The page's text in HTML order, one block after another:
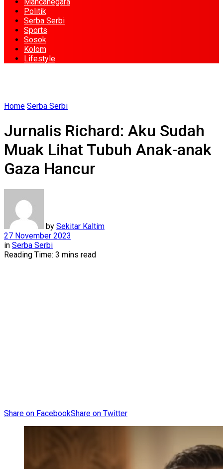
Politik
Serba Serbi
Sports
Sosok
Kolom
Lifestyle
Home Serba Serbi
Jurnalis Richard: Aku Sudah
Muak Lihat Tubuh Anak-anak
Gaza Hancur
by Sekitar Kaltim
27 November 2023
in Serba Serbi
Reading Time: 3 mins read
Share on FacebookShare on Twitter